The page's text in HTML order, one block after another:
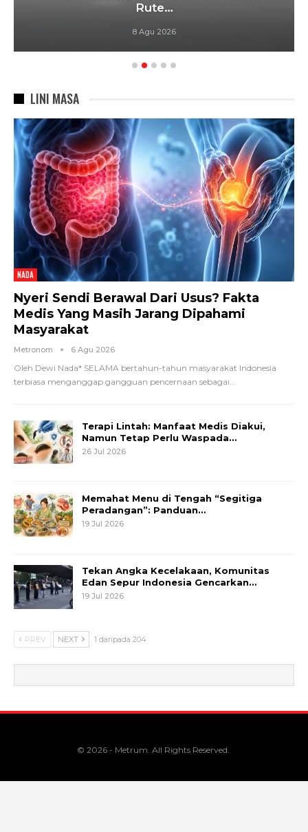
Rute…
8 Agu 2026
LINI MASA
NADA
Nyeri Sendi Berawal Dari Usus? Fakta
Medis Yang Masih Jarang Dipahami
Masyarakat
Metronom 6 Agu 2026
Oleh Dewi Nada* SELAMA bertahun-tahun masyarakat Indonesia
terbiasa menganggap gangguan pencernaan sebagai
Terapi Lintah: Manfaat Medis Diakui,
Namun Tetap Perlu Waspada…
26 Jul 2026
Memahat Menu di Tengah “Segitiga
Peradangan”: Panduan…
19 Jul 2026
Tekan Angka Kecelakaan, Komunitas
Edan Sepur Indonesia Gencarkan…
19 Jul 2026
PREV NEXT 1 daripada 204
© 2026 - Metrum. All Rights Reserved.